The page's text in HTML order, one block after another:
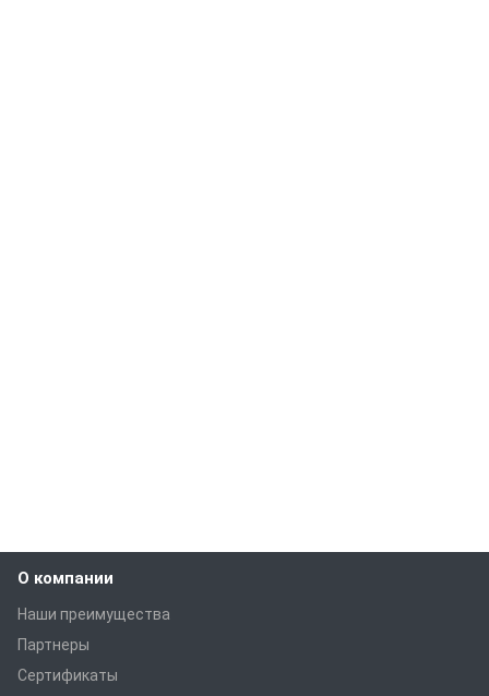
О компании
Наши преимущества
Партнеры
Сертификаты